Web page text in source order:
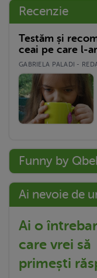
Recenzie
Testăm și
ceai pe care l-
GABRIELA PALADI -
Funny by
Ai nevoie de
Ai o
care vrei să
primești